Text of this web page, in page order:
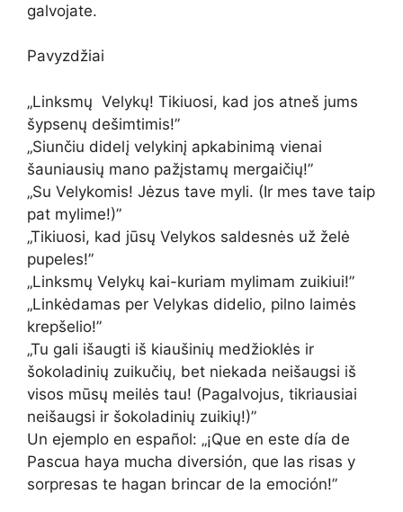
galvojate.
Pavyzdžiai
„Linksmų Velykų! Tikiuosi, kad jos atneš jums
šypsenų dešimtimis!”
„Siunčiu didelį velykinį apkabinimą vienai
šauniausių mano pažįstamų mergaičių!”
„Su Velykomis! Jėzus tave myli. (Ir mes tave taip
pat mylime!)”
„Tikiuosi, kad jūsų Velykos saldesnės už želė
pupeles!”
„Linksmų Velykų kai-kuriam mylimam zuikiui!”
„Linkėdamas per Velykas didelio, pilno laimės
krepšelio!”
„Tu gali išaugti iš kiaušinių medžioklės ir
šokoladinių zuikučių, bet niekada neišaugsi iš
visos mūsų meilės tau! (Pagalvojus, tikriausiai
neišaugsi ir šokoladinių zuikių!)”
Un ejemplo en español: „¡Que en este día de
Pascua haya mucha diversión, que las risas y
sorpresas te hagan brincar de la emoción!”